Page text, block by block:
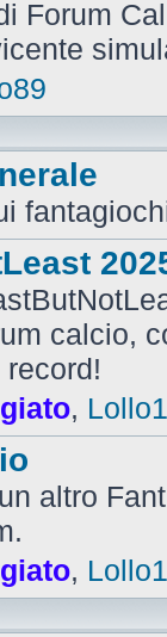
Forum
calcio,
,
altro
,